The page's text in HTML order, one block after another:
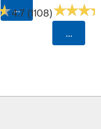
4.7 (1108)
Seleccionar
★★★
★★★